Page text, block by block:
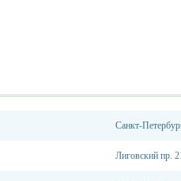
Санкт-
Лиговский пр.